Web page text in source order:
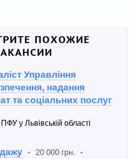
ПОХОЖИЕ
Управління
надання
та соціальних послуг
у Львівській області
• 20 000 грн. •